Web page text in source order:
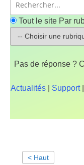
Tout le site Par
Pas de réponse ?
Actualités| Support|
< Haut